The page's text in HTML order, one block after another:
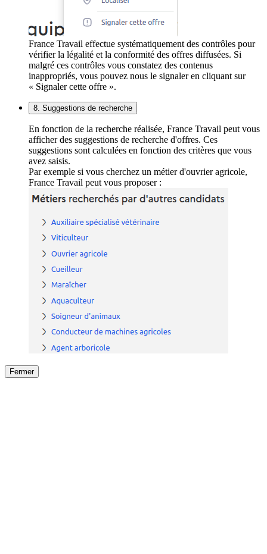
France Travail effectue systématiquement des contrôles pour
vérifier la légalité et la conformité des offres diffusées. Si
malgré ces contrôles vous constatez des contenus
inappropriés, vous pouvez nous le signaler en cliquant sur
« Signaler cette offre ».
8. Suggestions de recherche
En fonction de la recherche réalisée, France Travail peut vous
afficher des suggestions de recherche d'offres. Ces
suggestions sont calculées en fonction des critères que vous
avez saisis.
Par exemple si vous cherchez un métier d'ouvrier agricole,
France Travail peut vous proposer :
Fermer